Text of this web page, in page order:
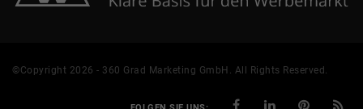
©Copyright 2026 - 360 Grad Marketing GmbH. All Rights Reserved.